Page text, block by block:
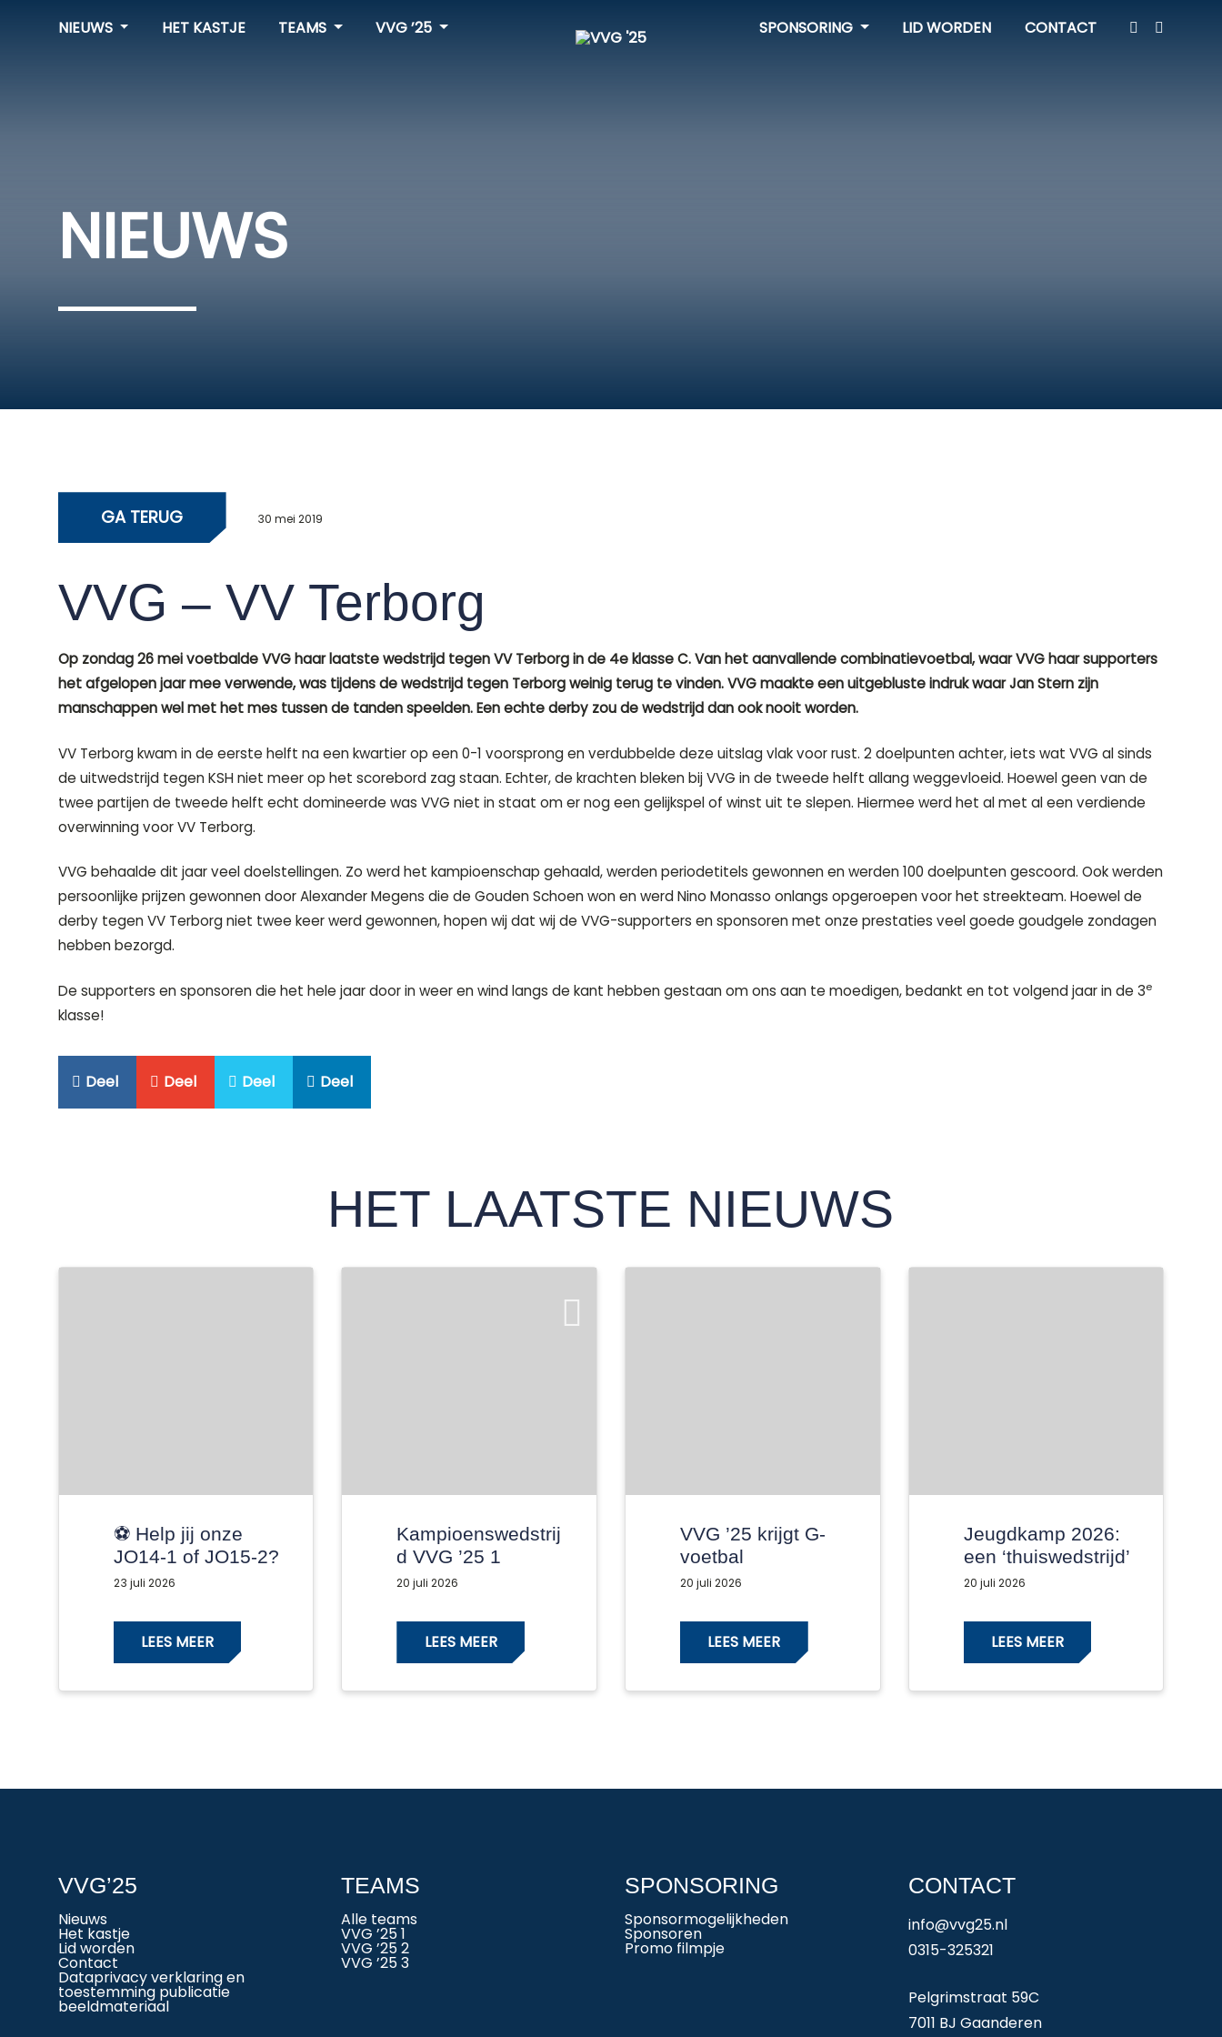
NIEUWS HET KASTJE TEAMS VVG ’25 SPONSORING LID WORDEN CONTACT
NIEUWS
GA TERUG 30 mei 2019
VVG – VV Terborg
Op zondag 26 mei voetbalde VVG haar laatste wedstrijd tegen VV Terborg in de 4e klasse C. Van het aanvallende combinatievoetbal, waar VVG haar supporters
het afgelopen jaar mee verwende, was tijdens de wedstrijd tegen Terborg weinig terug te vinden. VVG maakte een uitgebluste indruk waar Jan Stern zijn
manschappen wel met het mes tussen de tanden speelden. Een echte derby zou de wedstrijd dan ook nooit worden.
VV Terborg kwam in de eerste helft na een kwartier op een 0-1 voorsprong en verdubbelde deze uitslag vlak voor rust. 2 doelpunten achter, iets wat VVG al sinds
de uitwedstrijd tegen KSH niet meer op het scorebord zag staan. Echter, de krachten bleken bij VVG in de tweede helft allang weggevloeid. Hoewel geen van de
twee partijen de tweede helft echt domineerde was VVG niet in staat om er nog een gelijkspel of winst uit te slepen. Hiermee werd het al met al een verdiende
overwinning voor VV Terborg.
VVG behaalde dit jaar veel doelstellingen. Zo werd het kampioenschap gehaald, werden periodetitels gewonnen en werden 100 doelpunten gescoord. Ook werden
persoonlijke prijzen gewonnen door Alexander Megens die de Gouden Schoen won en werd Nino Monasso onlangs opgeroepen voor het streekteam. Hoewel de
derby tegen VV Terborg niet twee keer werd gewonnen, hopen wij dat wij de VVG-supporters en sponsoren met onze prestaties veel goede goudgele zondagen
hebben bezorgd.
De supporters en sponsoren die het hele jaar door in weer en wind langs de kant hebben gestaan om ons aan te moedigen, bedankt en tot volgend jaar in de 3e
klasse!
Deel Deel Deel Deel
HET LAATSTE NIEUWS
⚽️ Help jij onze
JO14-1 of JO15-2?
💙🤍
23 juli 2026
LEES MEER
Kampioenswedstrij
d VVG ’25 1
2025/2026
20 juli 2026
LEES MEER
VVG ’25 krijgt G-
voetbal
20 juli 2026
LEES MEER
Jeugdkamp 2026:
een ‘thuiswedstrijd’
met alleen maar
20 juli 2026
LEES MEER
VVG’25
Nieuws
Het kastje
Lid worden
Contact
Dataprivacy verklaring en
toestemming publicatie
beeldmateriaal
TEAMS
Alle teams
VVG ’25 1
VVG ’25 2
VVG ’25 3
SPONSORING
Sponsormogelijkheden
Sponsoren
Promo filmpje
CONTACT
info@vvg25.nl
0315-325321
Pelgrimstraat 59C
7011 BJ Gaanderen